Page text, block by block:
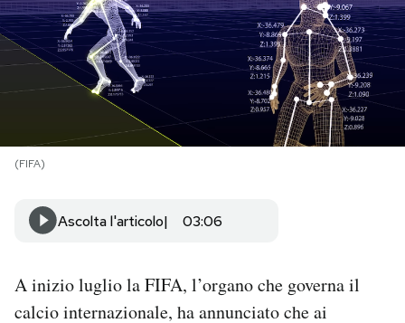
PODCAST
NEWSLETTER
I MIEI PREFERITI
AREA PERSONALE
(FIFA)
Ascolta l'articolo 03:06
A inizio luglio la FIFA, l’organo che governa il
calcio internazionale, ha annunciato che ai